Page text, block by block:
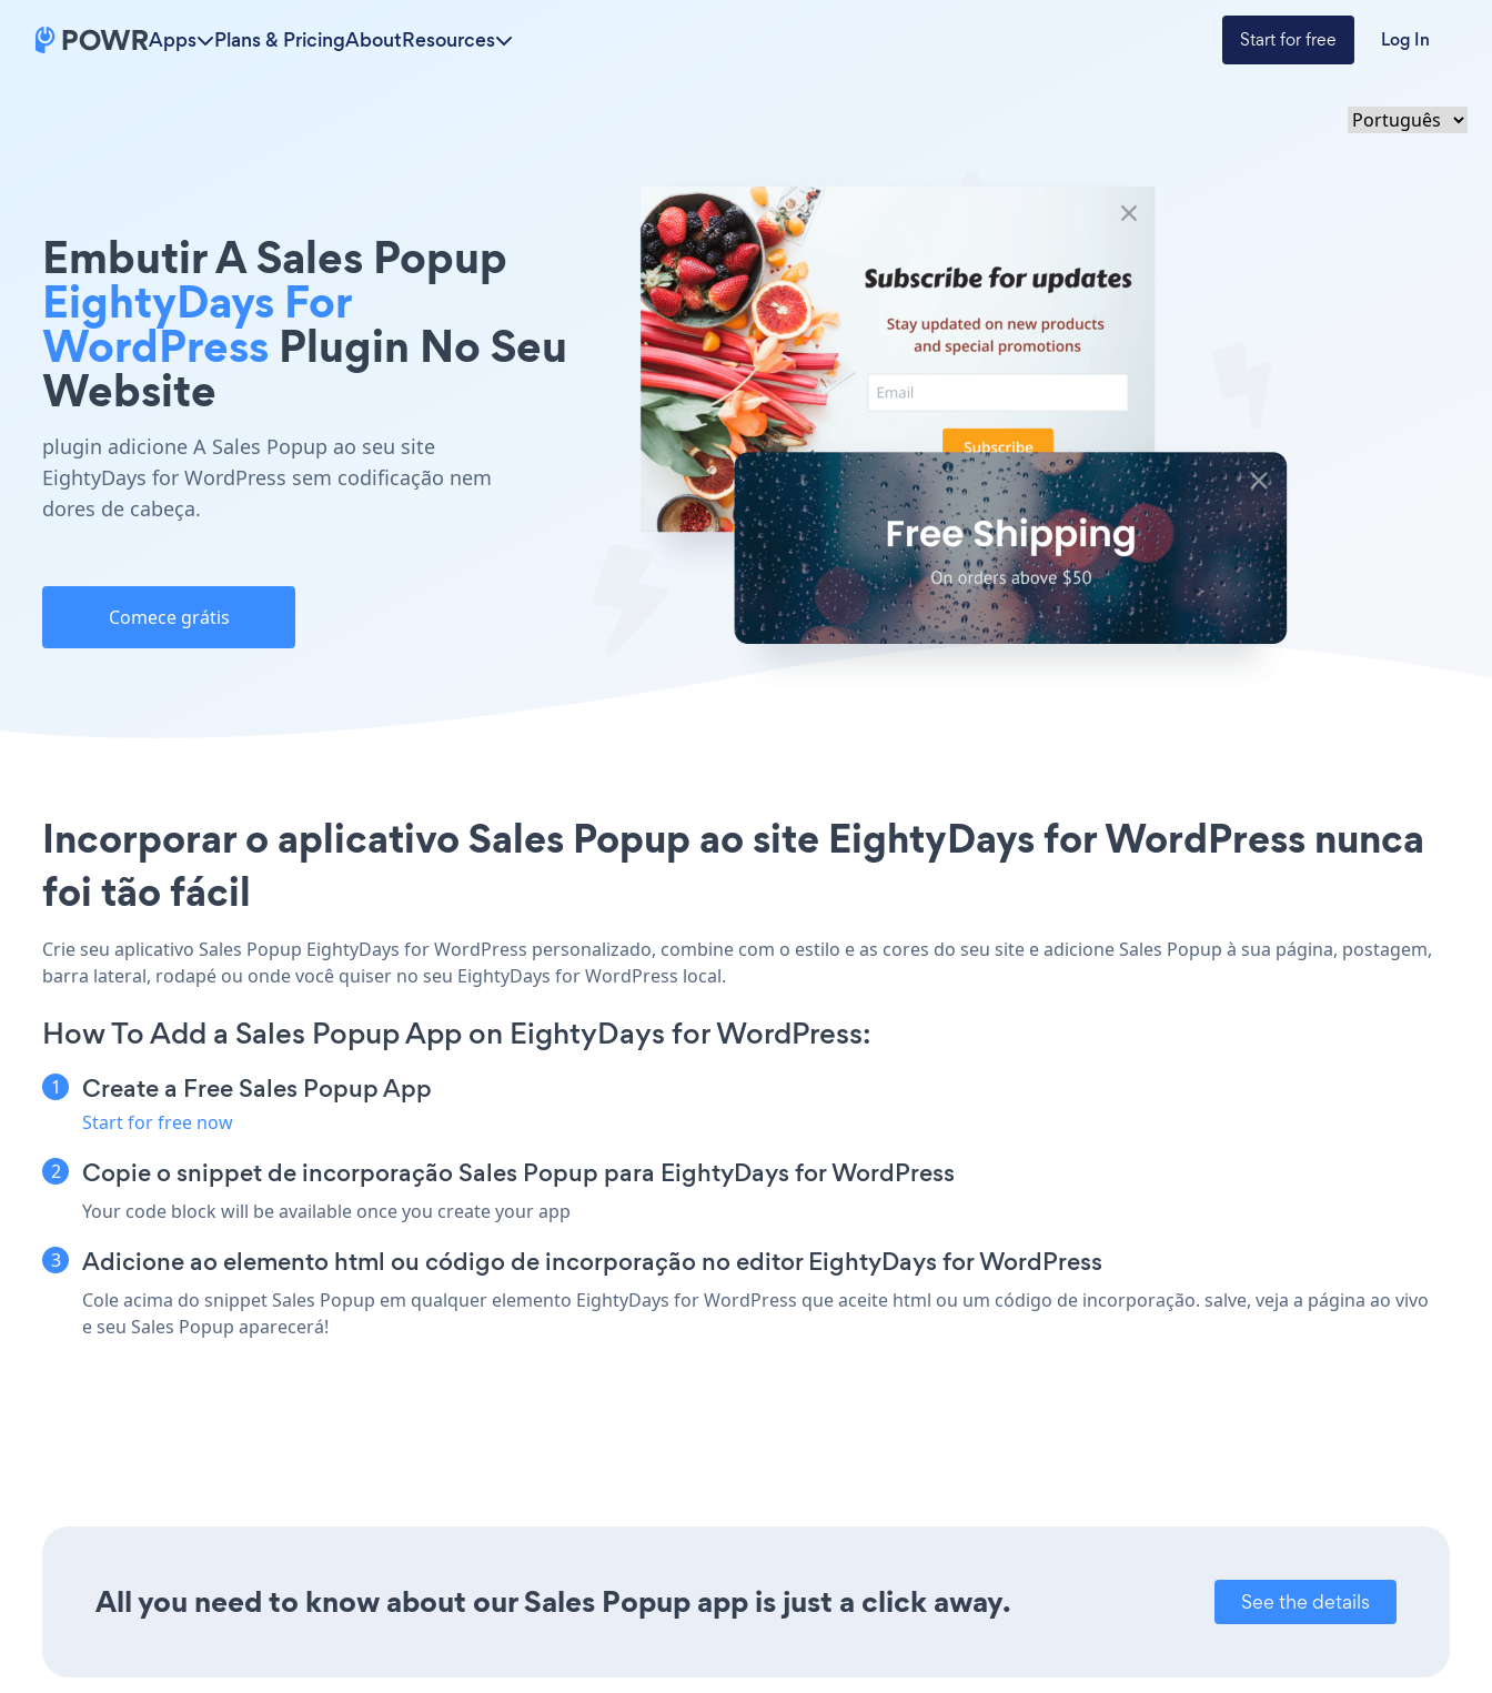
Apps Plans & PricingAboutResources Start for free Log In
Embutir A Sales Popup
EightyDays For
WordPress Plugin No Seu
Website
plugin adicione A Sales Popup ao seu site
EightyDays for WordPress sem codificação nem
dores de cabeça.
Comece grátis
Incorporar o aplicativo Sales Popup ao site EightyDays for WordPress nunca
foi tão fácil
Crie seu aplicativo Sales Popup EightyDays for WordPress personalizado, combine com o estilo e as cores do seu site e adicione Sales Popup à sua página, postagem,
barra lateral, rodapé ou onde você quiser no seu EightyDays for WordPress local.
How To Add a Sales Popup App on EightyDays for WordPress:
Create a Free Sales Popup App
Start for free now
Copie o snippet de incorporação Sales Popup para EightyDays for WordPress
Your code block will be available once you create your app
Adicione ao elemento html ou código de incorporação no editor EightyDays for WordPress
Cole acima do snippet Sales Popup em qualquer elemento EightyDays for WordPress que aceite html ou um código de incorporação. salve, veja a página ao vivo
e seu Sales Popup aparecerá!
All you need to know about our Sales Popup app is just a click away. See the details